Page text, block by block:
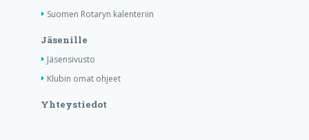
Suomen Rotaryn kalenteriin
Jäsenille
Jäsensivusto
Klubin omat ohjeet
Yhteystiedot